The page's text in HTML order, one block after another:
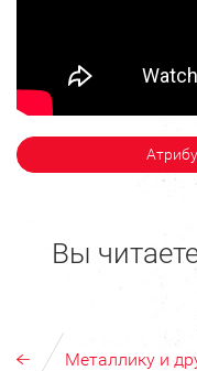
Вы
Металлику и